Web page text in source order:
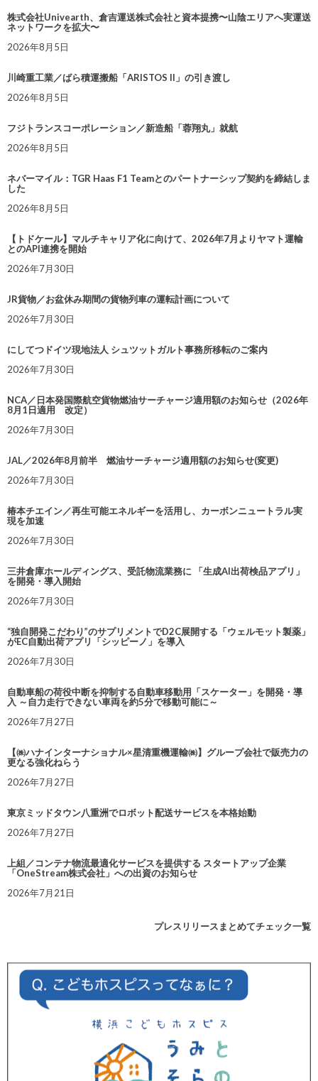
株式会社Univearth、倉吉運送株式会社と資本提携〜山陰エリアへ実運送
ネットワークを拡大〜
2026年8月5日
川崎重工業／ばら積運搬船「ARISTOS II」の引き渡し
2026年8月5日
フジトランスコーポレーション／新造船「蓉翔丸」就航
2026年8月5日
ネバーマイル：TGR Haas F1 Teamとのパートナーシップ契約を締結しま
した
2026年8月5日
【トドケール】マルチキャリア化に向けて、2026年7月よりヤマト運輸
とのAPI連携を開始
2026年7月30日
JR貨物／お盆休み期間の貨物列車の運転計画について
2026年7月30日
にしてつドイツ現地法人 シュツットガルト事務所移転のご案内
2026年7月30日
NCA／日本発国際航空貨物燃油サーチャージ適用額のお知らせ（2026年
8月1日適用 改定）
2026年7月30日
JAL／2026年8月前半 燃油サーチャージ適用額のお知らせ(変更)
2026年7月30日
椿本チエイン／再生可能エネルギーを活用し、カーボンニュートラル実
現を加速
2026年7月30日
三井倉庫ホールディングス、受託物流業務に 「生成AI出荷検品アプリ」
を開発・導入開始
2026年7月30日
“独自開発こだわり”のサプリメントでD2C展開する「ウェルモット製薬」
がEC自動出荷アプリ「シッピーノ」を導入
2026年7月30日
自動車船の荷役中断を抑制する自動車移動用「スケーター」を開発・導
入 ～自力走行できない車両を約5分で移動可能に～
2026年7月27日
【㈱ハナインターナショナル×星清重機運輸㈱】グループ会社で販売力の
更なる強化ねらう
2026年7月27日
東京ミッドタウン八重洲でロボット配送サービスを本格始動
2026年7月27日
上組／コンテナ物流最適化サービスを提供する スタートアップ企業
「OneStream株式会社」への出資のお知らせ
2026年7月21日
プレスリリースまとめてチェック一覧